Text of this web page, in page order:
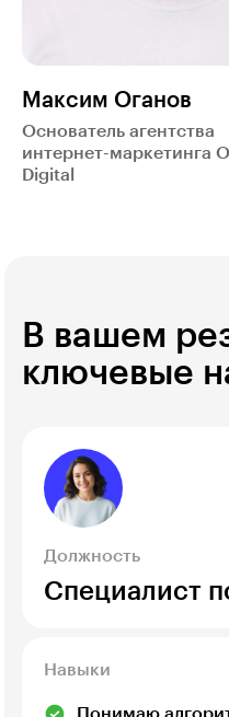
Максим Оганов
Основатель агентства
интернет-маркетинга
Digital
В вашем
ключевые
Должность
Специалист
Навыки